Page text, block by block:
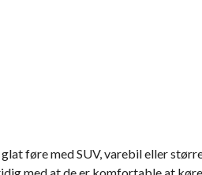
føre med SUV, varebil eller